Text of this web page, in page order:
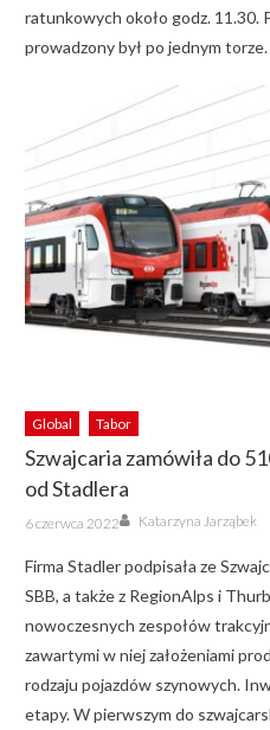
ratunkowych około godz. 11.30.
prowadzony był po jednym
Global Tabor
Szwajcaria zamówiła do
od Stadlera
Posted
on
6 czerwca 2022 Author
Katarzyna Jarząbek
Firma Stadler podpisała ze
SBB, a także z RegionAlps i
nowoczesnych zespołów
zawartymi w niej założeniami
rodzaju pojazdów szynowych.
etapy. W pierwszym do